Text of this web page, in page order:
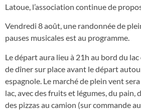
Latoue, l’association continue de
Vendredi 8 août, une randonnée de
pauses musicales est au programme.
Le départ aura lieu à 21h au bord du
de dîner sur place avant le départ
espagnole. Le marché de plein vent
lac, avec des fruits et légumes, du pain,
des pizzas au camion (sur commande